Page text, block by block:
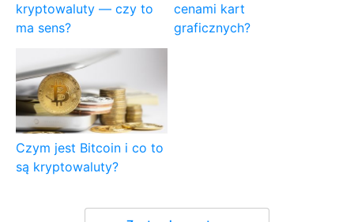
kryptowaluty — czy to
ma sens?
cenami kart
graficznych?
Czym jest Bitcoin i co to
są kryptowaluty?